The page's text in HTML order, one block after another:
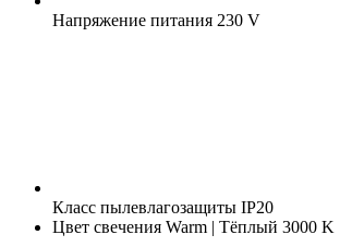
Напряжение питания 230 V
Класс пылевлагозащиты IP20
Цвет свечения Warm | Тёплый 3000 K